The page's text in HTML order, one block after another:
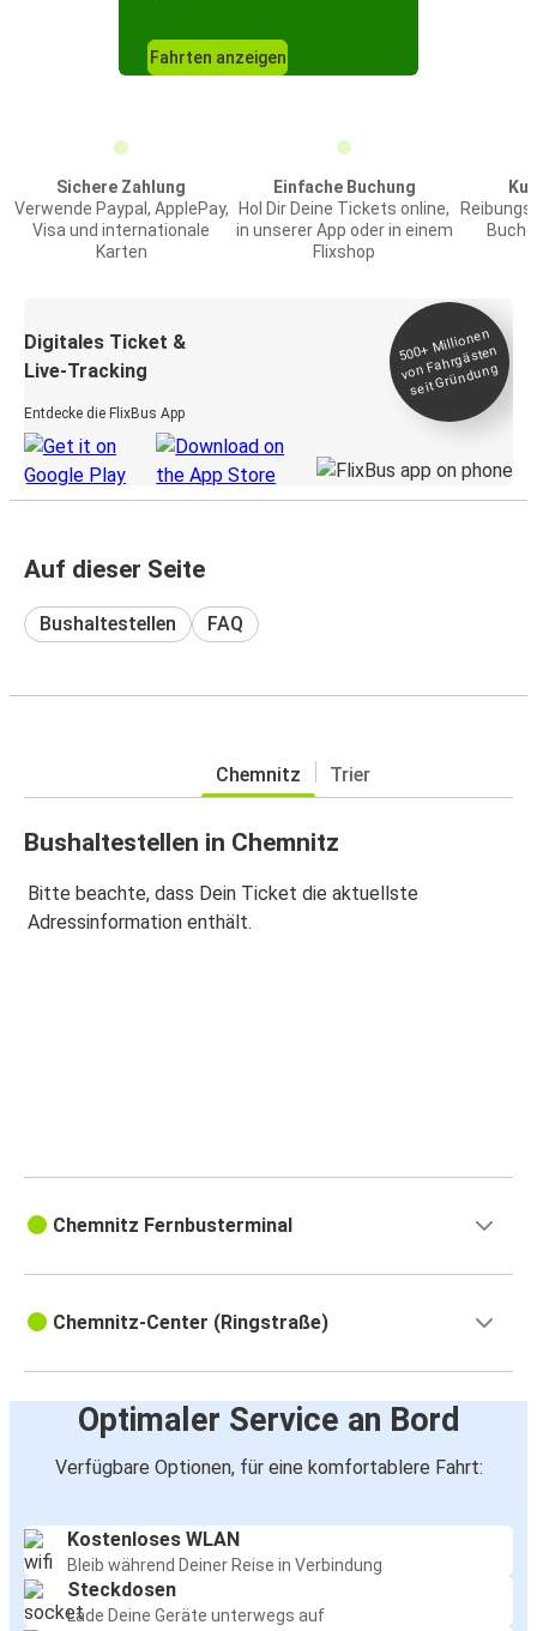
Fahrten anzeigen
Sichere Zahlung
Verwende Paypal, ApplePay,
Visa und internationale
Karten
Einfache Buchung
Hol Dir Deine Tickets online,
in unserer App oder in einem
Flixshop
Digitales Ticket &
Live-Tracking
Entdecke die FlixBus App
500+
Millionen
von Fahrgästen
seit
Gründung
Auf dieser Seite
Bushaltestellen FAQ
Chemnitz Trier
Bushaltestellen in Chemnitz
Bitte beachte, dass Dein Ticket die aktuellste
Adressinformation enthält.
Chemnitz Fernbusterminal
Chemnitz-Center (Ringstraße)
Optimaler Service an Bord
Verfügbare Optionen, für eine komfortablere Fahrt:
Kostenloses WLAN
Bleib während Deiner Reise in Verbindung
Steckdosen
Lade Deine Geräte unterwegs auf